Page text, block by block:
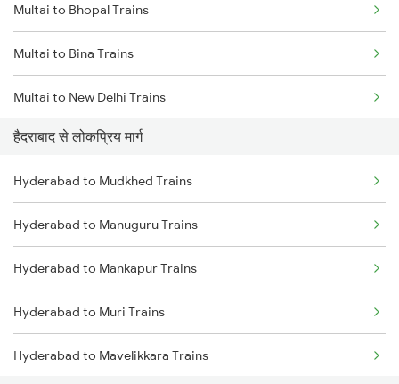
Hyderabad to Mahbubabad Trains
Hyderabad to Samarlakota Trains
Hyderabad to Jangaon Trains
Hyderabad to Guntakal Trains
Hyderabad to Gooty Trains
Multai to Bhopal Trains
Multai to Bina Trains
Multai to New Delhi Trains
Multai to Nagpur Trains
Multai to Jhansi Trains
Multai to Lalitpur Trains
Multai to Ghoradongri Trains
Multai to Pandhurna Trains
Multai to Hoshangabad Trains
हैदराबाद से लोकप्रिय मार्ग
Hyderabad to Mudkhed Trains
Hyderabad to Manuguru Trains
Hyderabad to Mankapur Trains
Hyderabad to Muri Trains
Hyderabad to Mavelikkara Trains